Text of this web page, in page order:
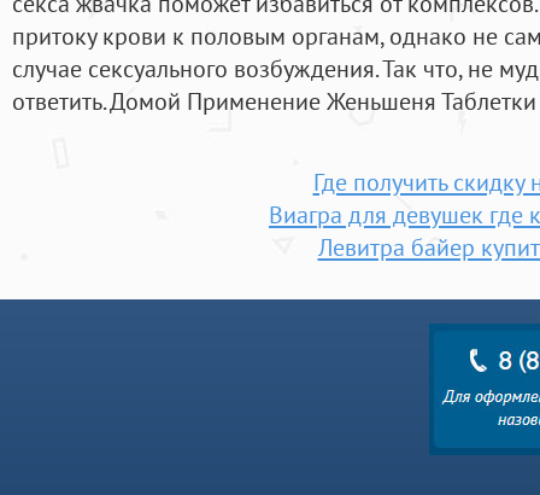
притоку крови к половым органам, однако не
случае сексуального возбуждения. Так что, не
ответить. Домой Применение Женьшеня
Где получить скидку
Виагра для девушек где
Левитра байер